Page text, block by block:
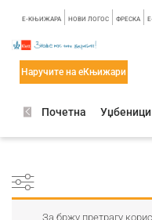
E-КЊИЖАРА НОВИ ЛОГОС ФРЕСКА
Наручите на еКњижари
Почетна Уџбеници
За бржу претрагу